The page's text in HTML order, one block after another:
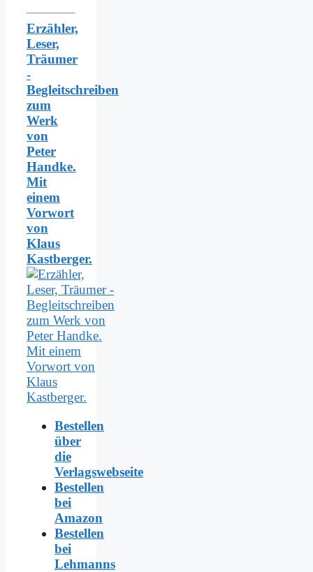
Erzähler,
Leser,
Träumer
-
Begleitschreiben
zum
Werk
von
Peter
Handke.
Mit
einem
Vorwort
von
Klaus
Kastberger.
Bestellen
über
die
Verlagswebseite
Bestellen
bei
Amazon
Bestellen
bei
Lehmanns